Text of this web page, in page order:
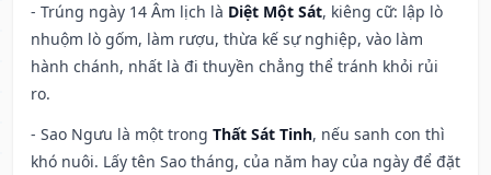
- Trúng ngày 14 Âm lịch là Diệt Một Sát, kiêng cữ: lập lò
nhuộm lò gốm, làm rượu, thừa kế sự nghiệp, vào làm
hành chánh, nhất là đi thuyền chẳng thể tránh khỏi rủi
ro.
- Sao Ngưu là một trong Thất Sát Tinh, nếu sanh con thì
khó nuôi. Lấy tên Sao tháng, của năm hay của ngày để đặt